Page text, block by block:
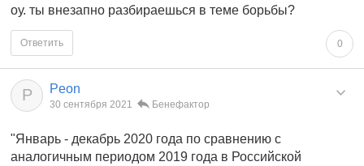
оу. ты внезапно разбираешься в теме борьбы?
0
Ответить
P Peon
30 сентября 2021 Бенефактор
"Январь - декабрь 2020 года по сравнению с
аналогичным периодом 2019 года в Российской